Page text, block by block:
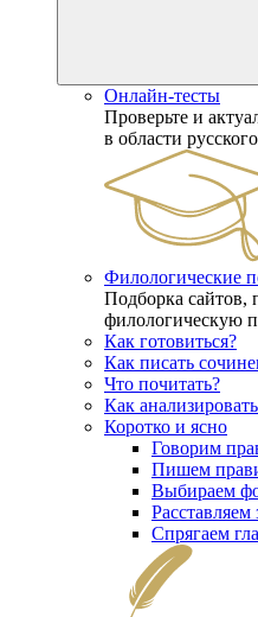
Онлайн-тесты
Проверьте и
в области
Филологические
Подборка сайтов,
филологическую
Как готовиться?
Как писать
Что почитать?
Как
Коротко и ясно
Говорим
Пишем
Выбираем
Спрягаем